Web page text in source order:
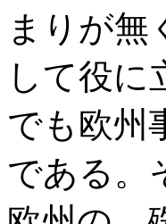
まりが無
して役に
でも欧州
である。